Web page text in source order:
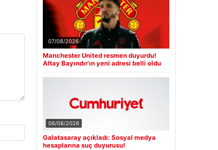
07/08/2026
Manchester United resmen duyurdu!
Altay Bayındır’ın yeni adresi belli oldu
06/08/2026
Galatasaray açıkladı: Sosyal medya
hesaplarına suç duyurusu!